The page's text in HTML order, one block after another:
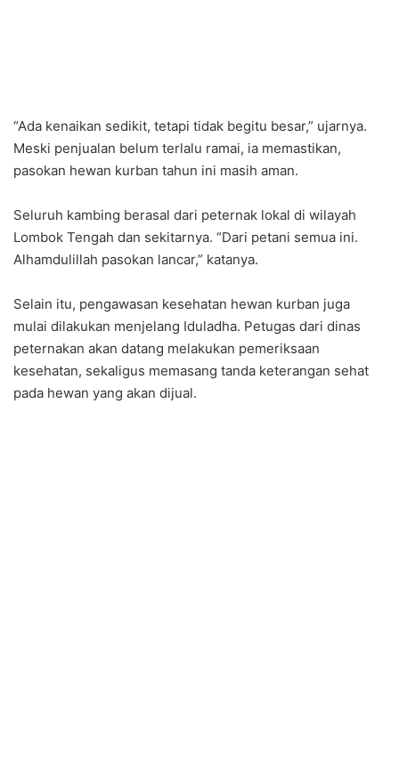
“Ada kenaikan sedikit, tetapi tidak begitu besar,” ujarnya.
Meski penjualan belum terlalu ramai, ia memastikan,
pasokan hewan kurban tahun ini masih aman.
Seluruh kambing berasal dari peternak lokal di wilayah
Lombok Tengah dan sekitarnya. “Dari petani semua ini.
Alhamdulillah pasokan lancar,” katanya.
Selain itu, pengawasan kesehatan hewan kurban juga
mulai dilakukan menjelang Iduladha. Petugas dari dinas
peternakan akan datang melakukan pemeriksaan
kesehatan, sekaligus memasang tanda keterangan sehat
pada hewan yang akan dijual.